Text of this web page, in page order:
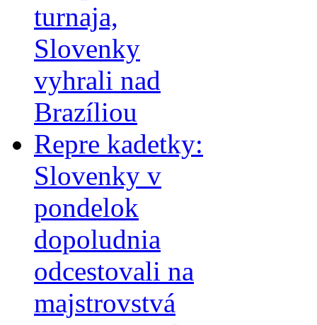
turnaja,
Slovenky
vyhrali nad
Brazíliou
Repre kadetky:
Slovenky v
pondelok
dopoludnia
odcestovali na
majstrovstvá